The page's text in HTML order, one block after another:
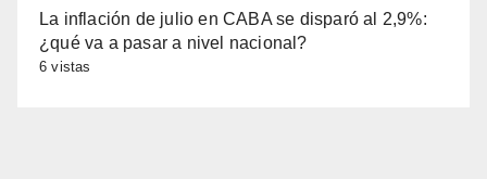
La inflación de julio en CABA se disparó al 2,9%:
¿qué va a pasar a nivel nacional?
6 vistas